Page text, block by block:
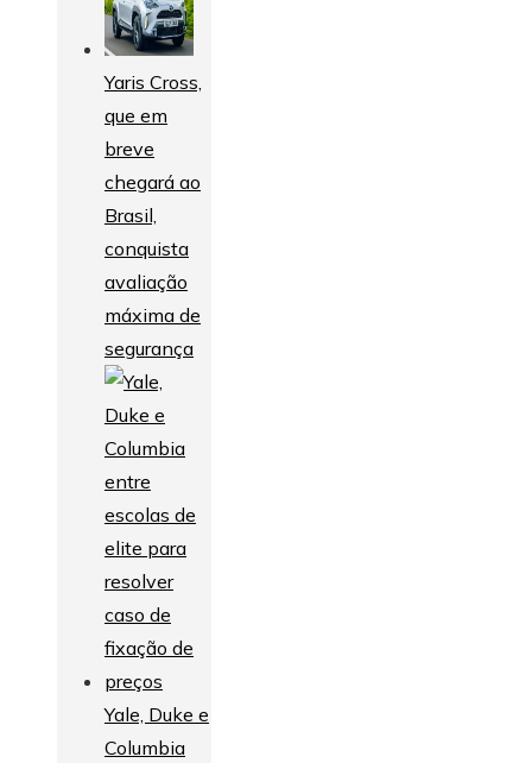
Yaris Cross,
que em
breve
chegará ao
Brasil,
conquista
avaliação
máxima de
segurança
Yale, Duke e
Columbia